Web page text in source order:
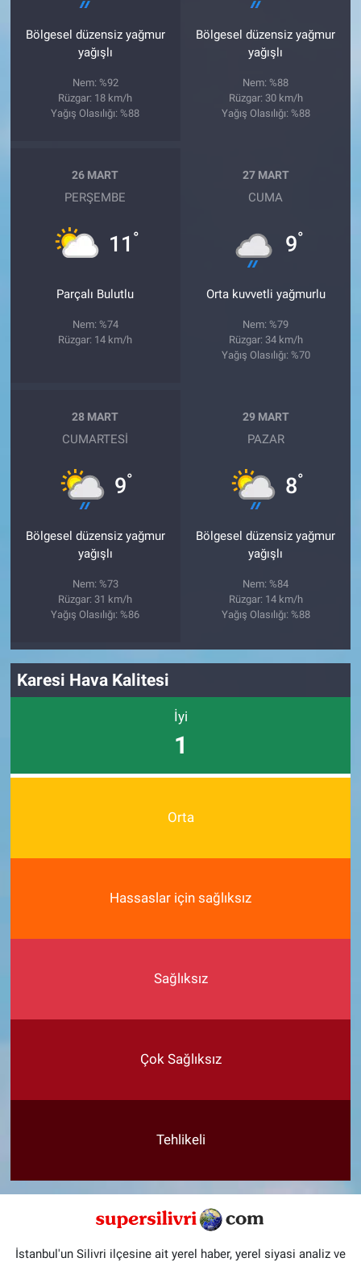
Bölgesel düzensiz yağmur
yağışlı
Nem: %92
Rüzgar: 18 km/h
Yağış Olasılığı: %88
Bölgesel düzensiz yağmur
yağışlı
Nem: %88
Rüzgar: 30 km/h
Yağış Olasılığı: %88
26 MART
PERŞEMBE
11 °
Parçalı Bulutlu
Nem: %74
Rüzgar: 14 km/h
27 MART
CUMA
9°
Orta kuvvetli yağmurlu
Nem: %79
Rüzgar: 34 km/h
Yağış Olasılığı: %70
28 MART
CUMARTESI
9°
Bölgesel düzensiz yağmur
yağışlı
Nem: %73
Rüzgar: 31 km/h
Yağış Olasılığı: %86
29 MART
PAZAR
8°
Bölgesel düzensiz yağmur
yağışlı
Nem: %84
Rüzgar: 14 km/h
Yağış Olasılığı: %88
Karesi Hava Kalitesi
İyi
1
Orta
Hassaslar için sağlıksız
Sağlıksız
Çok Sağlıksız
Tehlikeli
İstanbul'un Silivri ilçesine ait yerel haber, yerel siyasi analiz ve